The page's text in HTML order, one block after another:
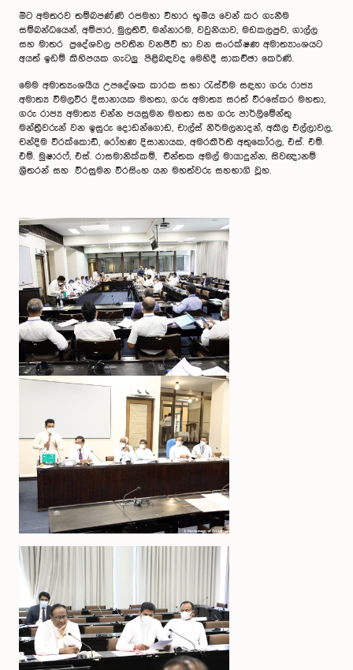
මීට අමතරව තම්බපණ්ණි රජමහා විහාර භූමිය වෙන් කර ගැනීම
සම්බන්ධයෙන්, අම්පාර, මුලතිව්, මන්නාරම, වවුනියාව, මඩකලපුව, ගාල්ල
සහ මාතර ප්‍රදේශවල පවතින වනජීවී හා වන සංරක්ෂණ අමාත්‍යාංශයට
අයත් ඉඩම් කිහිපයක ගැටලු පිළිබඳවද මෙහිදී සාකච්ඡා කෙරිණි.
මෙම අමාත්‍යංශයීය උපදේශක කාරක සභා රැස්වීම සඳහා ගරු රාජ්‍ය
අමාත්‍ය විමලවීර දිසානායක මහතා, ගරු අමාත්‍ය සරත් වීරසේකර මහතා,
ගරු රාජ්‍ය අමාත්‍ය චන්න ජයසුමන මහතා සහ ගරු පාර්ලිමේන්තු
මන්ත්‍රීවරුන් වන ඉසුරු දොඩන්ගොඩ, චාල්ස් නිර්මලනාදන්, අකිල එල්ලාවල,
චන්දිම වීරක්කොඩි, රෝහණ දිසානායක, අමරකීර්ති අතුකෝරල, එස්. එම්.
එම්. මුෂාරෆ්, එස්. රාසමානික්කම්, චින්තක අමල් මායාදුන්න, සිවඥානම්
ශ්‍රීතරන් සහ වීරසුමන වීරසිංහ යන මහත්වරු සහභාගි වූහ.